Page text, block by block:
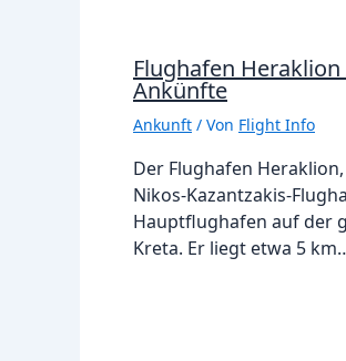
Flughafen
Ankünfte
Ankunft / Von Flight Info
Der Flughafen
Nikos-Kazantzakis-
Hauptflughafen auf der
Kreta. Er liegt etwa 5